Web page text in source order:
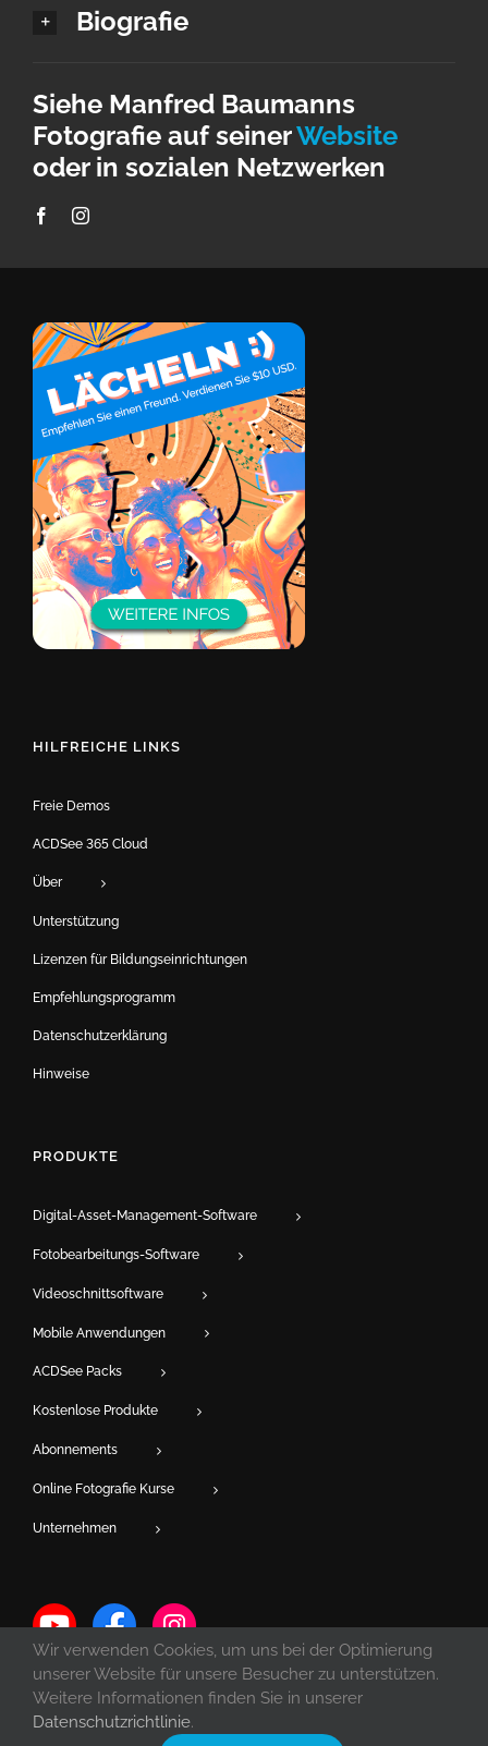
Biografie
Siehe Manfred Baumanns
Fotografie auf seinerWebsite
oder in sozialen Netzwerken
HILFREICHE LINKS
Freie Demos
ACDSee 365 Cloud
Über
Unterstützung
Lizenzen für Bildungseinrichtungen
Empfehlungsprogramm
Datenschutzerklärung
Hinweise
PRODUKTE
Digital-Asset-Management-Software
Fotobearbeitungs-Software
Videoschnittsoftware
Mobile Anwendungen
ACDSee Packs
Kostenlose Produkte
Abonnements
Online Fotografie Kurse
Unternehmen
Wir verwenden Cookies, um uns bei der Optimierung
unserer Website für unsere Besucher zu unterstützen.
Weitere Informationen finden Sie in unserer
Datenschutzrichtlinie.